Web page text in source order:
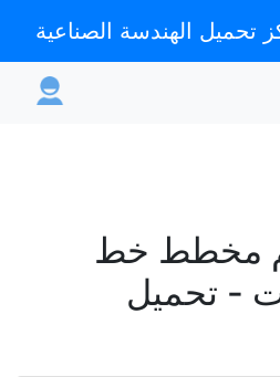
تحميل الهندسة الصناعية
مخطط خط
- تحميل